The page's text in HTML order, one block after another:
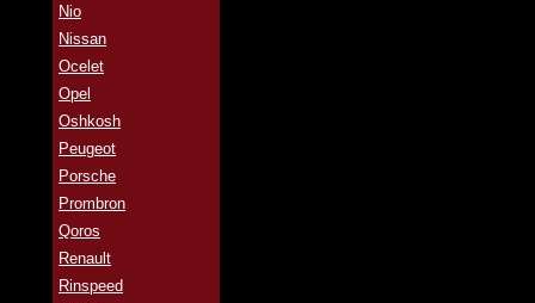
Nio
Nissan
Ocelet
Opel
Oshkosh
Peugeot
Porsche
Prombron
Qoros
Renault
Rinspeed